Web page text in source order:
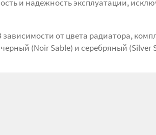
и надежность эксплуатации,
от цвета радиатора,
(Noir Sable) и серебряный (Silver